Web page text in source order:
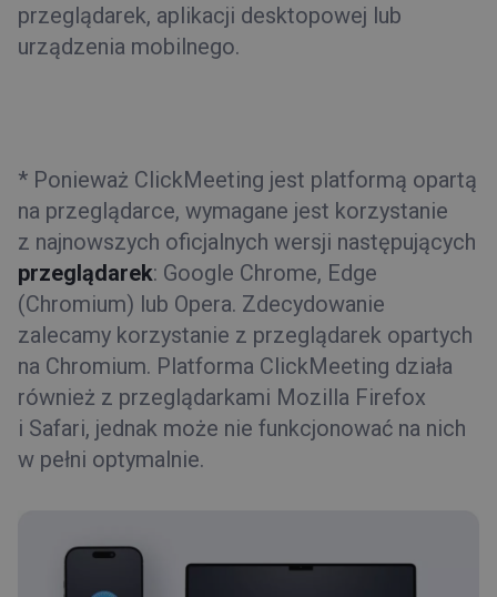
Funkcje
Typy wydarzeń
przeglądarek, aplikacji desktopowej lub
urządzenia mobilnego.
* Ponieważ ClickMeeting jest platformą opartą
na przeglądarce, wymagane jest korzystanie
z najnowszych oficjalnych wersji następujących
przeglądarek: Google Chrome, Edge
(Chromium) lub Opera. Zdecydowanie
zalecamy korzystanie z przeglądarek opartych
na Chromium. Platforma ClickMeeting działa
również z przeglądarkami Mozilla Firefox
i Safari, jednak może nie funkcjonować na nich
w pełni optymalnie.